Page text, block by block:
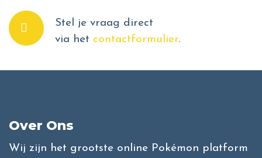
Stel je vraag direct
via het contactformulier.
Over Ons
Wij zijn het grootste online Pokémon platform